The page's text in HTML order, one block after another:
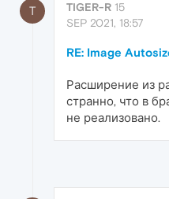
T TIGER-R 15
SEP 2021, 18:57
RE: Image
Расширение из
странно, что в
не реализовано.